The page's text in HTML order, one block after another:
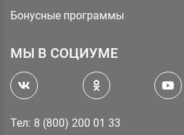
Бонусные программы
МЫ В СОЦИУМЕ
Тел: 8 (800) 200 01 33